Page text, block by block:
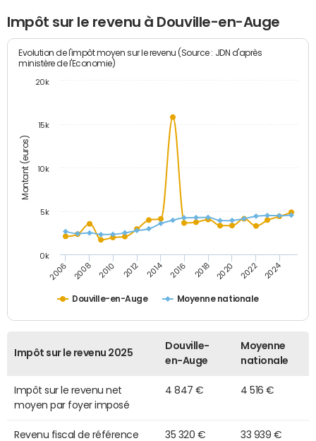
Impôt sur le revenu à Douville-en-Auge
Montant (euros)
Evolution de l'impôt moyen sur le revenu (Source : JDN d'après
ministère de l'Economie)
Douville-en-Auge Moyenne nationale
2006 2008 2010 2012 2014 2016 2018 2020 2022 2024
0k
5k
10k
15k
20k
Impôt sur le revenu 2025
Douville-
en-Auge
Moyenne
nationale
Impôt sur le revenu net
moyen par foyer imposé
4 847 € 4 516 €
Revenu fiscal de référence
35 320 € 33 939 €